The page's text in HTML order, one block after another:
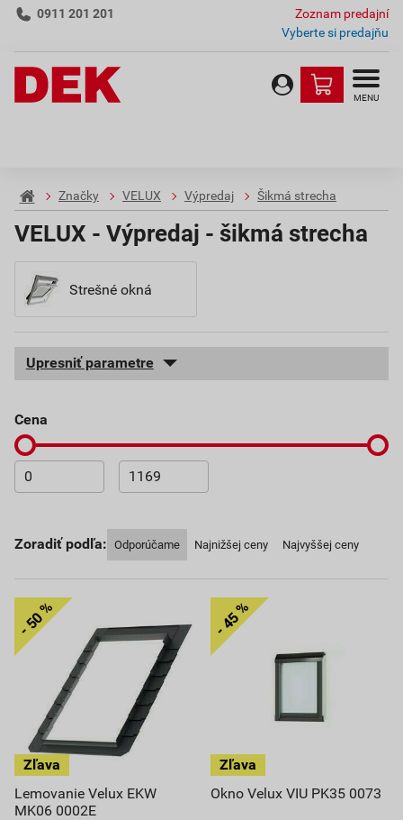
0911 201 201
Zoznam predajní
Vyberte si predajňu
MENU
Značky VELUX Výpredaj Šikmá strecha
VELUX - Výpredaj - šikmá strecha
Strešné okná
Upresniť parametre
Cena
Zoradiť podľa: Odporúčame Najnižšej ceny Najvyššej ceny
Lemovanie Velux EKW
MK06 0002E
Okno Velux VIU PK35 0073